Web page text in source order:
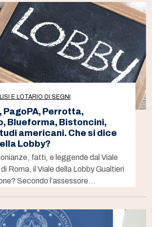
E LOTARIO DI SEGNI
PagoPA, Perrotta,
Blueforma, Bistoncini,
americani. Che si dice
Lobby?
fatti, e leggende dal Viale
Roma, il Viale della Lobby Gualtieri
Secondo l’assessore…